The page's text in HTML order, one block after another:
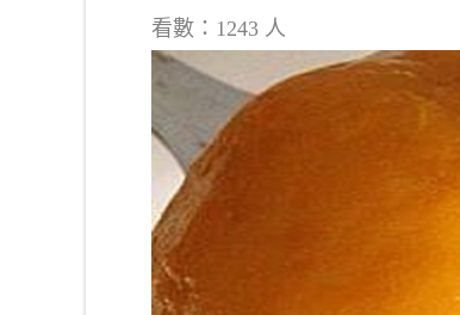
看數：1243 人